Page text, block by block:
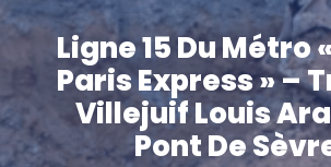
Ligne 15 Du Métro
Paris Express » –
Villejuif Louis
Pont De